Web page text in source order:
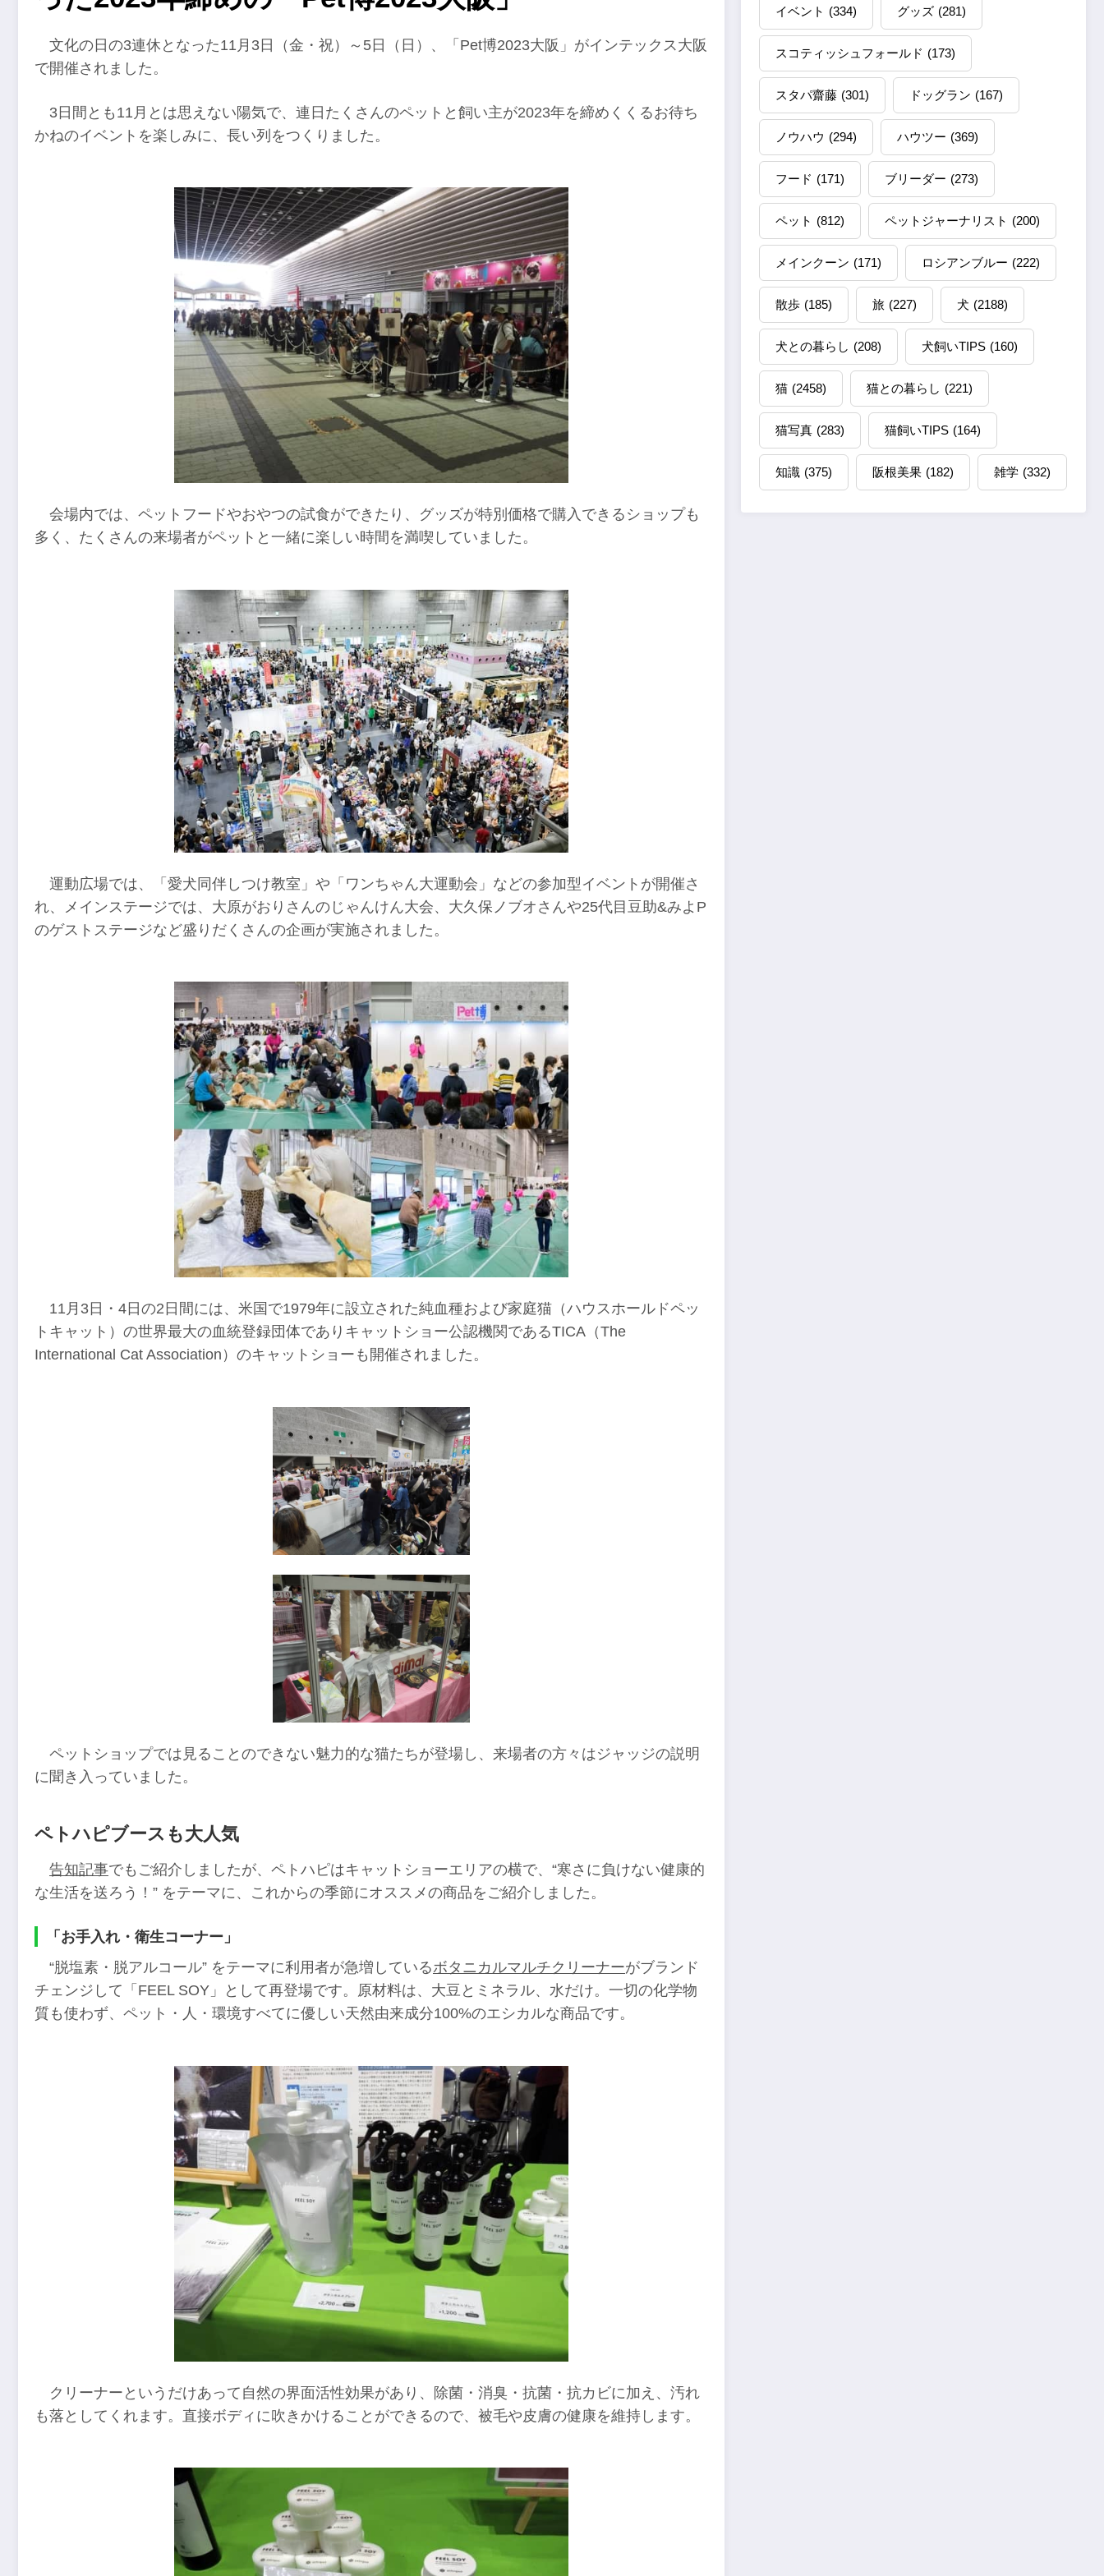
文化の日の3連休となった11月3日（金・祝）～5日（日）、「Pet博2023大阪」がインテックス大阪
で開催されました。
3日間とも11月とは思えない陽気で、連日たくさんのペットと飼い主が2023年を締めくくるお待ち
かねのイベントを楽しみに、長い列をつくりました。
会場内では、ペットフードやおやつの試食ができたり、グッズが特別価格で購入できるショップも
多く、たくさんの来場者がペットと一緒に楽しい時間を満喫していました。
運動広場では、「愛犬同伴しつけ教室」や「ワンちゃん大運動会」などの参加型イベントが開催さ
れ、メインステージでは、大原がおりさんのじゃんけん大会、大久保ノブオさんや25代目豆助&みよP
のゲストステージなど盛りだくさんの企画が実施されました。
11月3日・4日の2日間には、米国で1979年に設立された純血種および家庭猫（ハウスホールドペッ
トキャット）の世界最大の血統登録団体でありキャットショー公認機関であるTICA（The
International Cat Association）のキャットショーも開催されました。
ペットショップでは見ることのできない魅力的な猫たちが登場し、来場者の方々はジャッジの説明
に聞き入っていました。
ペトハピブースも大人気
告知記事でもご紹介しましたが、ペトハピはキャットショーエリアの横で、“寒さに負けない健康的
な生活を送ろう！” をテーマに、これからの季節にオススメの商品をご紹介しました。
「お手入れ・衛生コーナー」
“脱塩素・脱アルコール” をテーマに利用者が急増しているボタニカルマルチクリーナーがブランド
チェンジして「FEEL SOY」として再登場です。原材料は、大豆とミネラル、水だけ。一切の化学物
質も使わず、ペット・人・環境すべてに優しい天然由来成分100%のエシカルな商品です。
クリーナーというだけあって自然の界面活性効果があり、除菌・消臭・抗菌・抗カビに加え、汚れ
も落としてくれます。直接ボディに吹きかけることができるので、被毛や皮膚の健康を維持します。
イベント (334) グッズ (281)
スコティッシュフォールド (173)
スタパ齋藤 (301) ドッグラン (167)
ノウハウ (294) ハウツー (369)
フード (171) ブリーダー (273)
ペット (812) ペットジャーナリスト (200)
メインクーン (171) ロシアンブルー (222)
散歩 (185) 旅 (227) 犬 (2188)
犬との暮らし (208) 犬飼いTIPS (160)
猫 (2458) 猫との暮らし (221)
猫写真 (283) 猫飼いTIPS (164)
知識 (375) 阪根美果 (182) 雑学 (332)